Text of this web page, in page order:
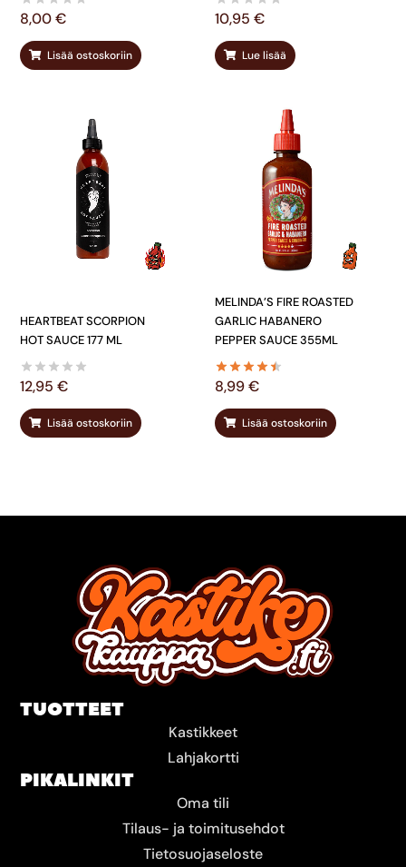
8,00€
Lisää ostoskoriin
10,95 €
Lue lisää
HEARTBEAT SCORPION
HOT SAUCE 177 ML
12,95 €
Lisää ostoskoriin
MELINDA’S FIRE ROASTED
GARLIC HABANERO
PEPPER SAUCE 355ML
8,99€
Lisää ostoskoriin
TUOTTEET
Kastikkeet
Lahjakortti
PIKALINKIT
Oma tili
Tilaus- ja toimitusehdot
Tietosuojaseloste